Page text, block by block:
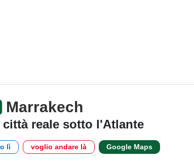
Marrakech
città reale sotto l'Atlante
lì voglio andare là Google Maps